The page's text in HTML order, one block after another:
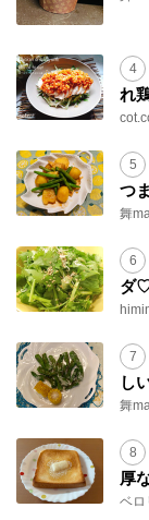
れ
つ
舞
ダ
し
舞
厚
ベロ